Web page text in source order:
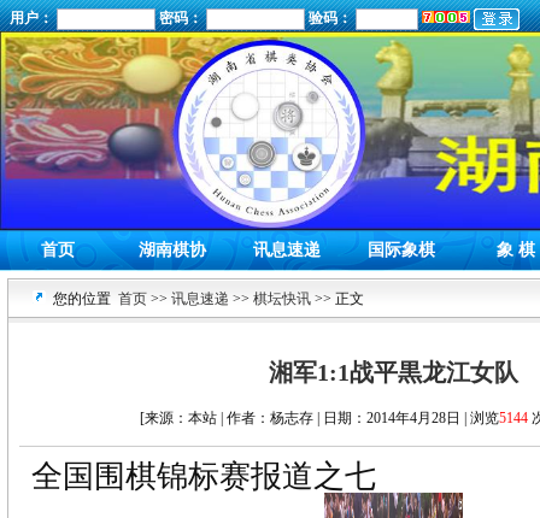
用户： 密码： 验码：
首页 湖南棋协 讯息速递 国际象棋 象 棋
您的位置 首页 >> 讯息速递 >> 棋坛快讯 >> 正文
湘军1:1战平黒龙江女队
[来源：本站 | 作者：杨志存 | 日期：2014年4月28日 | 浏览5144
全国围棋锦标赛报道之七